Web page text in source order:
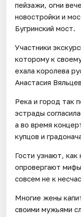
пейзажи, огни
новостройки и
Бугринский мост.
Участники
которому к
ехала королева
Анастасия
Река и город так
эстрады
а во время
купцов и
Гости узнают, как
опровергают
совсем не к
Многие жены
своими мужьями